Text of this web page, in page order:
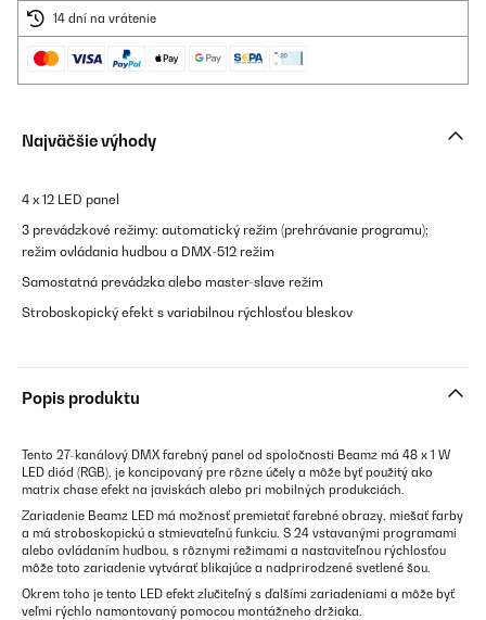
14 dní na vrátenie
Najväčšie výhody
4 x 12 LED panel
3 prevádzkové režimy: automatický režim (prehrávanie programu);
režim ovládania hudbou a DMX-512 režim
Samostatná prevádzka alebo master-slave režim
Stroboskopický efekt s variabilnou rýchlosťou bleskov
Popis produktu
Tento 27-kanálový DMX farebný panel od spoločnosti Beamz má 48 x 1 W
LED diód (RGB), je koncipovaný pre rôzne účely a môže byť použitý ako
matrix chase efekt na javiskách alebo pri mobilných produkciách.
Zariadenie Beamz LED má možnosť premietať farebné obrazy, miešať farby
a má stroboskopickú a stmievateľnú funkciu. S 24 vstavanými programami
alebo ovládaním hudbou, s rôznymi režimami a nastaviteľnou rýchlosťou
môže toto zariadenie vytvárať blikajúce a nadprirodzené svetlené šou.
Okrem toho je tento LED efekt zlučiteľný s ďalšími zariadeniami a môže byť
veľmi rýchlo namontovaný pomocou montážneho držiaka.